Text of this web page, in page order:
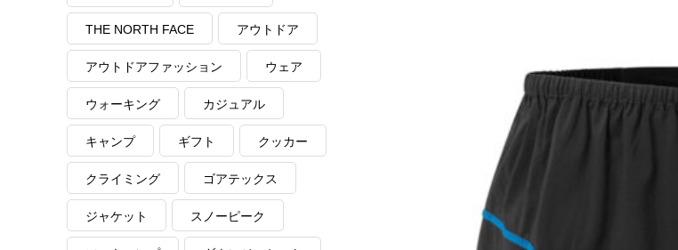
THE NORTH FACE アウトドア
アウトドアファッション ウェア
ウォーキング カジュアル
キャンプ ギフト クッカー
クライミング ゴアテックス
ジャケット スノーピーク